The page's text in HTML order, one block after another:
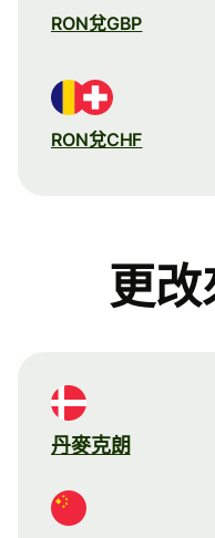
RON兌GBP
RON兌CHF
更改
丹麥克朗